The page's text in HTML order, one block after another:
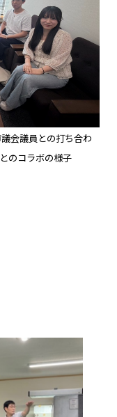
会議員との打ち合わ
のコラボの様子